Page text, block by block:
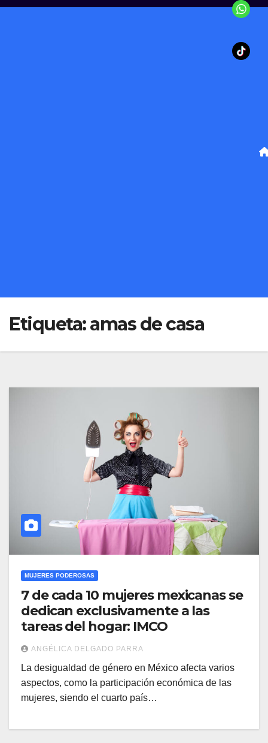
Etiqueta:amas de casa
MUJERES PODEROSAS
7 de cada 10 mujeres mexicanas se
dedican exclusivamente a las
tareas del hogar: IMCO
ANGÉLICA DELGADO PARRA
La desigualdad de género en México afecta varios
aspectos, como la participación económica de las
mujeres, siendo el cuarto país…